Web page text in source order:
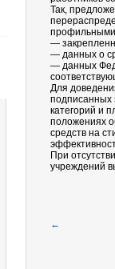
Так,
профильными
—
— данных о
— данных
Для
подписанных
категорий и
положениях
средств на
При
учреждений
←